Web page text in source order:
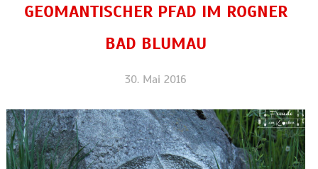
GEOMANTISCHER PFAD IM ROGNER
BAD BLUMAU
30. Mai 2016